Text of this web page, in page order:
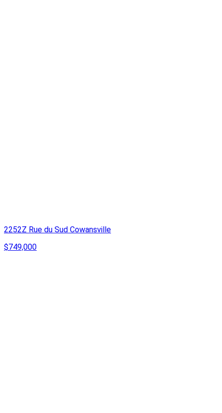
2252Z Rue du Sud Cowansville
$749,000